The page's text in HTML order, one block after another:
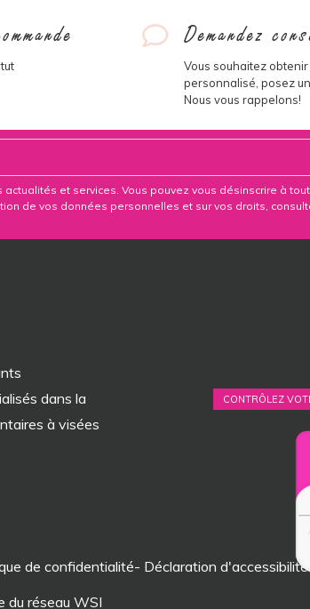
Demandez
Vous souhaitez
personnalisé, posez
Nous vous rappelons!
et services. Vous pouvez vous désinscrire à
de vos données personnelles et sur vos droits,
dans la
à visées
CONTRÔLEZ
de confidentialité- Déclaration d'accessibilité
du réseau WSI